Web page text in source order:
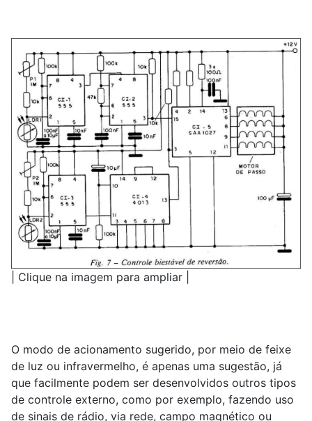
| Clique na imagem para ampliar |
O modo de acionamento sugerido, por meio de feixe
de luz ou infravermelho, é apenas uma sugestão, já
que facilmente podem ser desenvolvidos outros tipos
de controle externo, como por exemplo, fazendo uso
de sinais de rádio, via rede, campo magnético ou